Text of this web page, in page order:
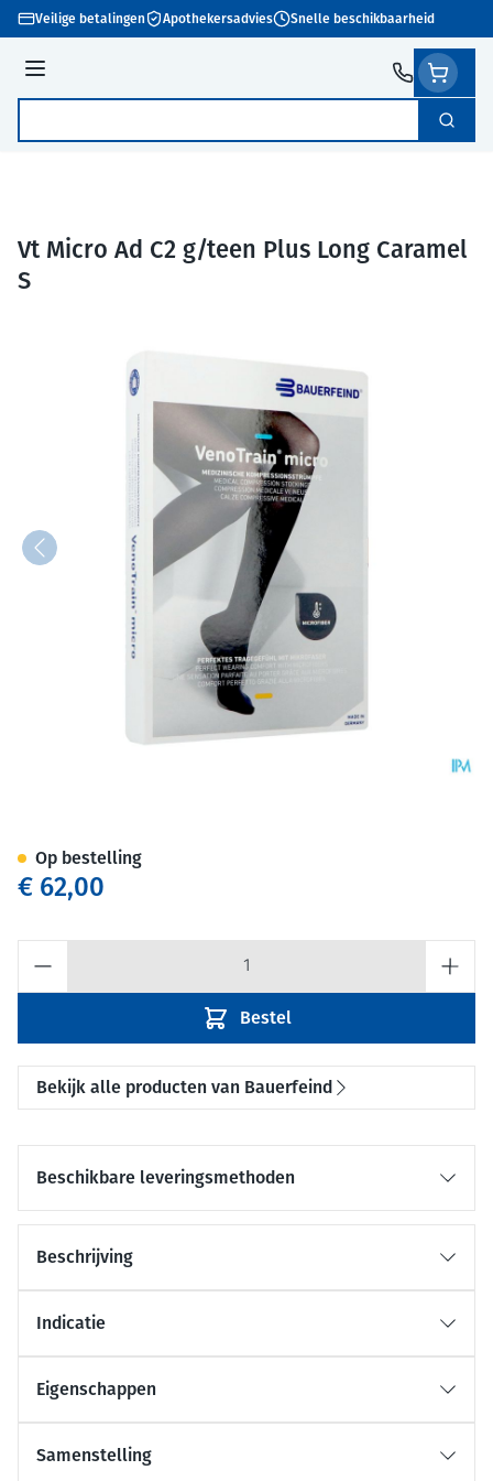
Ga naar de inhoud
Veilige betalingen Apothekersadvies Snelle beschikbaarheid
Menu
Zoek
Vt Micro Ad C2 g/teen Plus Long Caramel
S
€ 62,00
Bestel
Op bestelling
Bekijk alle producten van Bauerfeind
Beschikbare leveringsmethoden
Beschrijving
Indicatie
Eigenschappen
Samenstelling